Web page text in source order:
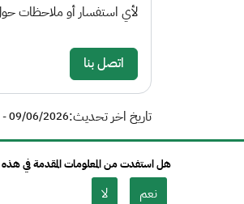
لأي استفسار أو ملاحظات
اتصل بنا
تاريخ اخر تحديث:09/06/2026 - 12:33
هل استفدت من المعلومات المقدمة في
نعم لا